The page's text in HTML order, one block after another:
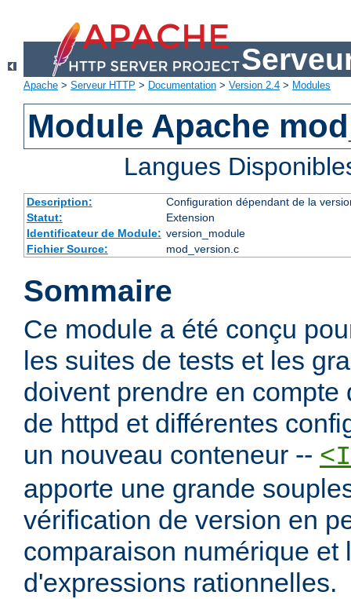
Apache > Serveur HTTP > Documentation > Version 2.4 > Modules
Module Apache
Langues
Description:
Configuration dépendant de la
Statut:
Extension
Identificateur de Module: version_module
Fichier Source:
mod_version.c
Sommaire
Ce module a été conçu
les suites de tests et les
doivent prendre en compte
de httpd et différentes
un nouveau conteneur --
apporte une grande
vérification de version en
comparaison numérique et
d'expressions rationnelles.